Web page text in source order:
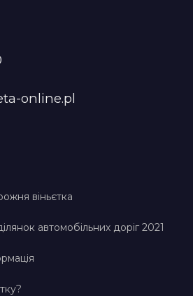
online.pl
віньєтка
автомобільних доріг 2021